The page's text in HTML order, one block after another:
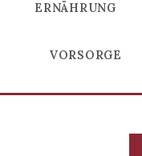
ERNÄHRUNG
VORSORGE